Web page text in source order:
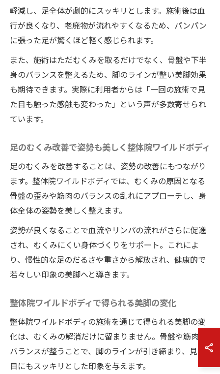
軽減し、足全体が劇的にスッキリとします。施術後は血
行が良くなり、老廃物が流れやすくなるため、パンパン
に張った足が驚くほど軽く感じられます。
また、施術はただむくみを取るだけでなく、骨盤や下半
身のバランスを整えるため、脚のラインが整い美脚効果
も期待できます。実際に利用者からは「一回の施術で見
た目も触った感触も変わった」という声が多数寄せられ
ています。
足のむくみ改善で姿勢も美しく整体院ワイルドボディ
足のむくみを改善することは、姿勢の改善にもつながり
ます。整体院ワイルドボディでは、むくみの原因となる
骨盤の歪みや筋肉のバランスの乱れにアプローチし、身
体全体の姿勢を美しく整えます。
姿勢が良くなることで血流やリンパの流れがさらに促進
され、むくみにくい身体づくりをサポート。これによ
り、慢性的な足のだるさや重さから解放され、健康的で
若々しい印象の美脚へと導きます。
整体院ワイルドボディで得られる美脚の変化
整体院ワイルドボディの施術を通じて得られる美脚の変
化は、むくみの解消だけに留まりません。骨盤や筋肉の
バランスが整うことで、脚のラインが引き締まり、見た
目にもスッキリとした印象を与えます。